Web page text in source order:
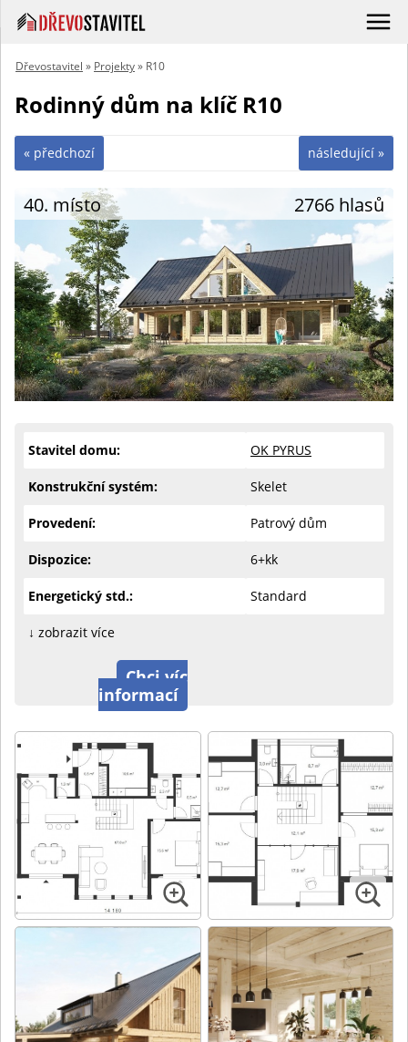
Dřevostavitel » Projekty» R10
Rodinný dům na klíč R10
následující »
« předchozí
40. místo 2766 hlasů
Stavitel domu: OK PYRUS
Konstrukční systém: Skelet
Provedení: Patrový dům
Dispozice: 6+kk
Energetický std.: Standard
↓ zobrazit více
Chci víc
informací